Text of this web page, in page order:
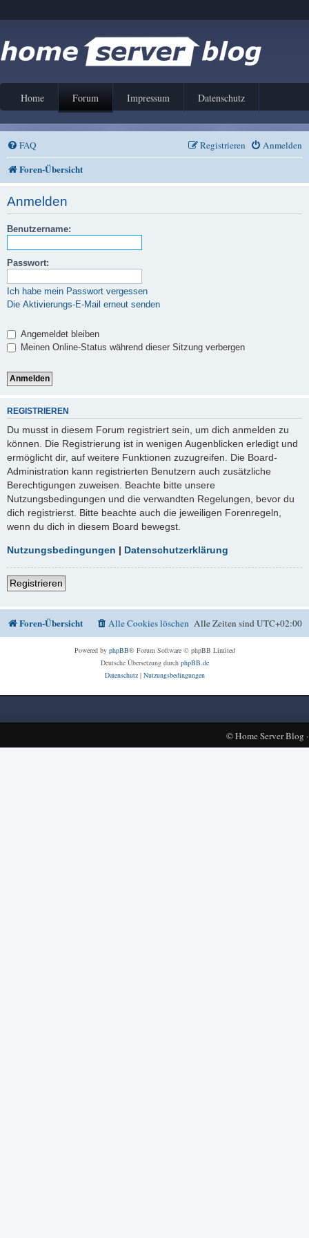
Home Forum Impressum Datenschutz
FAQ Anmelden
Registrieren
Foren-Übersicht
Anmelden
Benutzername:
Passwort:
Ich habe mein Passwort vergessen
Die Aktivierungs-E-Mail erneut senden
Angemeldet bleiben
Meinen Online-Status während dieser Sitzung verbergen
REGISTRIEREN
Du musst in diesem Forum registriert sein, um dich anmelden zu
können. Die Registrierung ist in wenigen Augenblicken erledigt und
ermöglicht dir, auf weitere Funktionen zuzugreifen. Die Board-
Administration kann registrierten Benutzern auch zusätzliche
Berechtigungen zuweisen. Beachte bitte unsere
Nutzungsbedingungen und die verwandten Regelungen, bevor du
dich registrierst. Bitte beachte auch die jeweiligen Forenregeln,
wenn du dich in diesem Board bewegst.
Nutzungsbedingungen | Datenschutzerklärung
Registrieren
Foren-Übersicht Alle Zeiten sindUTC+02:00
Alle Cookies löschen
Powered by phpBB® Forum Software © phpBB Limited
Deutsche Übersetzung durch phpBB.de
Datenschutz| Nutzungsbedingungen
©Home Server Blog